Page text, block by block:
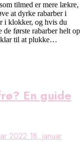
tilmed er mere lækre,
at dyrke rabarber i
i klokker, og hvis du
de første rabarber helt op
til at plukke…
En guide
2022 18. januar